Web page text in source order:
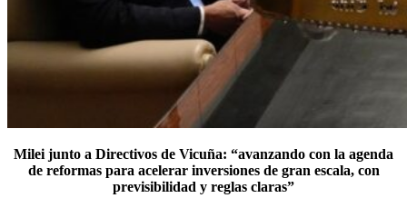
Milei junto a Directivos de Vicuña: “avanzando con la agenda
de reformas para acelerar inversiones de gran escala, con
previsibilidad y reglas claras”